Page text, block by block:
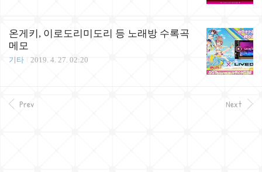
온게키, 이로도리미도리 등 노래방 수록곡
메모
기타 2019. 4. 27. 02:20
Prev Next